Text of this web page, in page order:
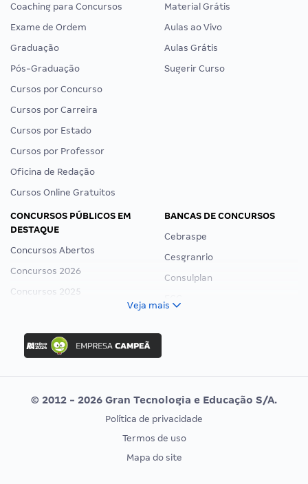
Coaching para Concursos
Exame de Ordem
Graduação
Pós-Graduação
Cursos por Concurso
Cursos por Carreira
Cursos por Estado
Cursos por Professor
Oficina de Redação
Cursos Online Gratuitos
Material Grátis
Aulas ao Vivo
Aulas Grátis
Sugerir Curso
CONCURSOS PÚBLICOS EM
DESTAQUE
Concursos Abertos
Concursos 2026
Concursos 2025
Concurso Ibama
Concurso MPU
Editais publicados
BANCAS DE CONCURSOS
Cebraspe
Cesgranrio
Consulplan
Vunesp
CONCURSOS POR PROFISSÃO
EXAME DE ORDEM
Veja mais
© 2012 - 2026 Gran Tecnologia e Educação S/A.
Política de privacidade
Termos de uso
Mapa do site